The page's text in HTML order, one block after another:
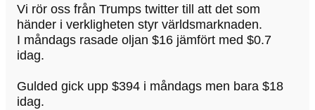
Vi rör oss från Trumps twitter till att det som
händer i verkligheten styr världsmarknaden.
I måndags rasade oljan $16 jämfört med $0.7
idag.
Gulded gick upp $394 i måndags men bara $18
idag.